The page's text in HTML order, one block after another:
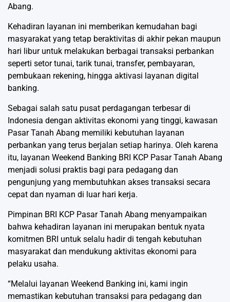
Abang.
Kehadiran layanan ini memberikan kemudahan bagi
masyarakat yang tetap beraktivitas di akhir pekan maupun
hari libur untuk melakukan berbagai transaksi perbankan
seperti setor tunai, tarik tunai, transfer, pembayaran,
pembukaan rekening, hingga aktivasi layanan digital
banking.
Sebagai salah satu pusat perdagangan terbesar di
Indonesia dengan aktivitas ekonomi yang tinggi, kawasan
Pasar Tanah Abang memiliki kebutuhan layanan
perbankan yang terus berjalan setiap harinya. Oleh karena
itu, layanan Weekend Banking BRI KCP Pasar Tanah Abang
menjadi solusi praktis bagi para pedagang dan
pengunjung yang membutuhkan akses transaksi secara
cepat dan nyaman di luar hari kerja.
Pimpinan BRI KCP Pasar Tanah Abang menyampaikan
bahwa kehadiran layanan ini merupakan bentuk nyata
komitmen BRI untuk selalu hadir di tengah kebutuhan
masyarakat dan mendukung aktivitas ekonomi para
pelaku usaha.
“Melalui layanan Weekend Banking ini, kami ingin
memastikan kebutuhan transaksi para pedagang dan